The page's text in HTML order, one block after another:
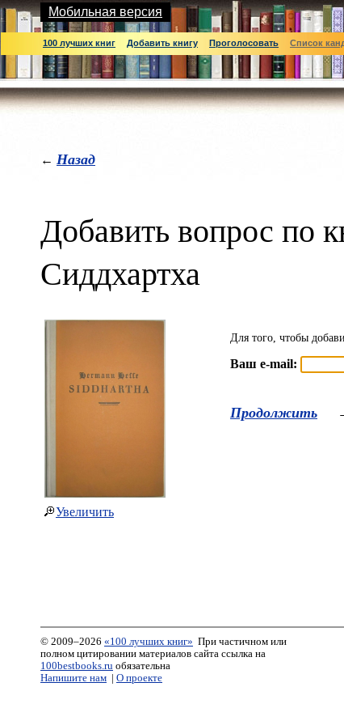
Мобильная версия
100 лучших книг Добавить книгу Проголосовать Список
← Назад
Добавить вопрос по
Сиддхартха
Увеличить
Для того, чтобы
Ваш e-mail:
Продолжить
© 2009–2026 «100 лучших книг» При частичном или
полном цитировании материалов сайта ссылка на
100bestbooks.ru обязательна
Напишите нам
О проекте